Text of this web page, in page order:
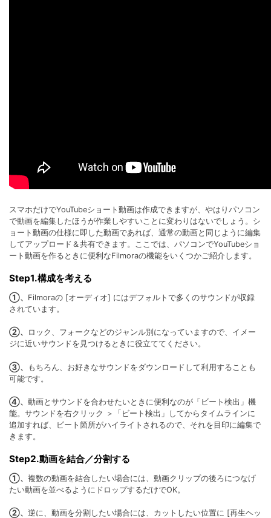
スマホだけでYouTubeショート動画は作成できますが、やはりパソコン
で動画を編集したほうが作業しやすいことに変わりはないでしょう。シ
ョート動画の仕様に即した動画であれば、通常の動画と同じように編集
してアップロード＆共有できます。ここでは、パソコンでYouTubeショ
ート動画を作るときに便利なFilmoraの機能をいくつかご紹介します。
Step1.構成を考える
①、 Filmoraの [オーディオ] にはデフォルトで多くのサウンドが収録
されています。
②、
ロック、フォークなどのジャンル別になっていますので、イメー
ジに近いサウンドを見つけるときに役立ててください。
③、
もちろん、お好きなサウンドをダウンロードして利用することも
可能です。
④、 動画とサウンドを合わせたいときに便利なのが「ビート検出」機
能。サウンドを右クリック ＞「ビート検出」してからタイムラインに
追加すれば、ビート箇所がハイライトされるので、それを目印に編集で
きます。
Step2.動画を結合／分割する
①、 複数の動画を結合したい場合には、動画クリップの後ろにつなげ
たい動画を並べるようにドロップするだけでOK。
②、 逆に、動画を分割したい場合には、カットしたい位置に [再生ヘッ